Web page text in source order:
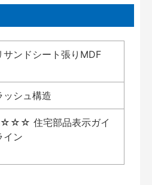
サンドシート張りMDF
ッシュ構造
住宅部品表示ガイ
イン